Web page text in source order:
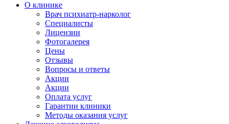
О клинике
Врач психиатр-нарколог
Специалисты
Лицензии
Фотогалерея
Цены
Отзывы
Вопросы и ответы
Акции
Акции
Оплата услуг
Гарантии клиники
Методы оказания услуг